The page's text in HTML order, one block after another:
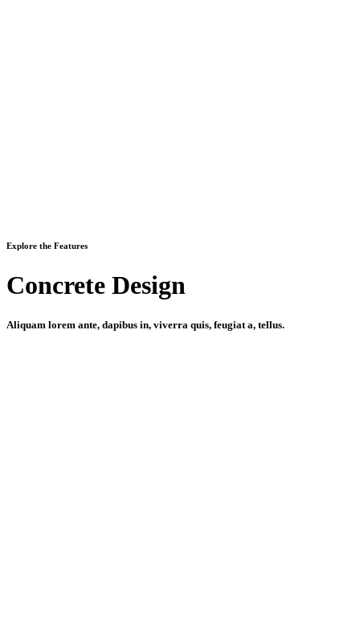
Explore the Features
Concrete Design
Aliquam lorem ante, dapibus in, viverra quis, feugiat a, tellus.